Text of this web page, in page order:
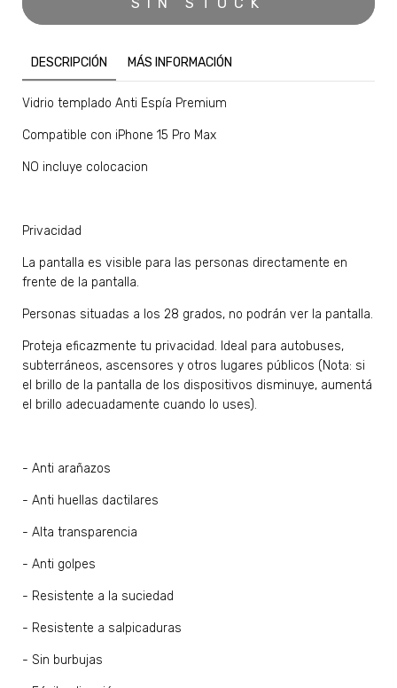
DESCRIPCIÓN MÁS INFORMACIÓN
Vidrio templado Anti Espía Premium
Compatible con iPhone 15 Pro Max
NO incluye colocacion
Privacidad
La pantalla es visible para las personas directamente en
frente de la pantalla.
Personas situadas a los 28 grados, no podrán ver la pantalla.
Proteja eficazmente tu privacidad. Ideal para autobuses,
subterráneos, ascensores y otros lugares públicos (Nota: si
el brillo de la pantalla de los dispositivos disminuye, aumentá
el brillo adecuadamente cuando lo uses).
- Anti arañazos
- Anti huellas dactilares
- Alta transparencia
- Anti golpes
- Resistente a la suciedad
- Resistente a salpicaduras
- Sin burbujas